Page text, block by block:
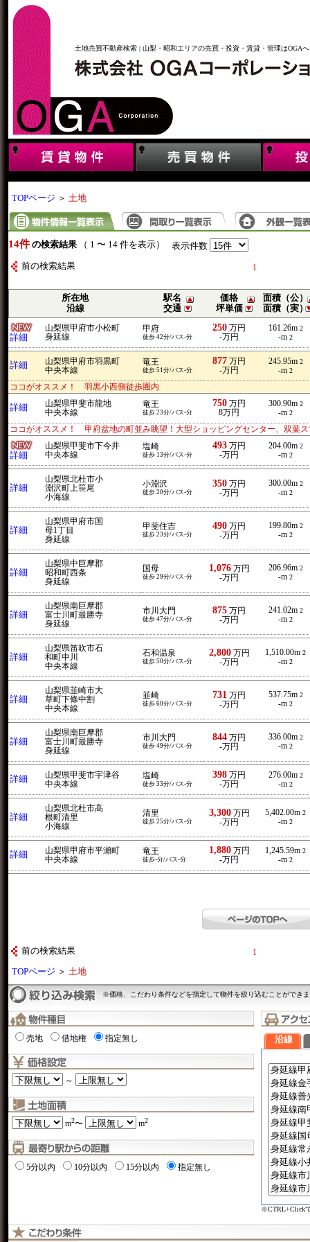
土地売買不動産検索 | 山梨・昭和エリアの売買・投資・賃貸・管理はOGAへ
TOPページ ＞ 土地
14件 の検索結果 （ 1 〜 14 件を表示） 表示件数
前の検索結果 1
所在地
沿線
駅名
交通
価格
坪単価
面積（公）
面積（実）
詳細
山梨県甲府市小松町
身延線
甲府
徒歩 42分/バス-分
250 万円
-万円
161.26m 2
-m 2
詳細
山梨県甲府市羽黒町
中央本線
竜王
徒歩 51分/バス-分
877 万円
-万円
245.95m 2
-m 2
ココがオススメ！ 羽黒小西側徒歩圏内
詳細
山梨県甲斐市龍地
中央本線
竜王
徒歩 23分/バス-分
750 万円
8万円
300.90m 2
-m 2
ココがオススメ！ 甲府盆地の町並み眺望！大型ショッピングセンター、双葉
詳細
山梨県甲斐市下今井
中央本線
塩崎
徒歩 13分/バス-分
493 万円
-万円
204.00m 2
-m 2
詳細
山梨県北杜市小
淵沢町上笹尾
小海線
小淵沢
徒歩 20分/バス-分
350 万円
-万円
300.00m 2
-m 2
詳細
山梨県甲府市国
母1丁目
身延線
甲斐住吉
徒歩 23分/バス-分
490 万円
-万円
199.80m 2
-m 2
詳細
山梨県中巨摩郡
昭和町西条
身延線
国母
徒歩 29分/バス-分
1,076万円
-万円
206.96m 2
-m 2
詳細
山梨県南巨摩郡
富士川町最勝寺
身延線
市川大門
徒歩 47分/バス-分
875 万円
-万円
241.02m 2
-m 2
詳細
山梨県笛吹市石
和町中川
中央本線
石和温泉
徒歩 50分/バス-分
2,800万円
-万円
1,510.00m 2
-m 2
詳細
山梨県韮崎市大
草町下條中割
中央本線
韮崎
徒歩 60分/バス-分
731 万円
-万円
537.75m 2
-m 2
詳細
山梨県南巨摩郡
富士川町最勝寺
身延線
市川大門
徒歩 49分/バス-分
844 万円
-万円
336.00m 2
-m 2
詳細
山梨県甲斐市宇津谷
中央本線
塩崎
徒歩 33分/バス-分
398 万円
-万円
276.00m 2
-m 2
詳細
山梨県北杜市高
根町清里
小海線
清里
徒歩 25分/バス-分
3,300万円
-万円
5,402.00m 2
-m 2
詳細
山梨県甲府市平瀬町
中央本線
竜王
徒歩-分/バス-分
1,880万円
-万円
1,245.59m 2
-m 2
前の検索結果 1
TOPページ ＞ 土地
※価格、こだわり条件などを指定して物件を絞り込むことができ
売地 借地権 指定無し
～
m2〜 m2
5分以内 10分以内 15分以内 指定無し
沿線
※CTRL+Click